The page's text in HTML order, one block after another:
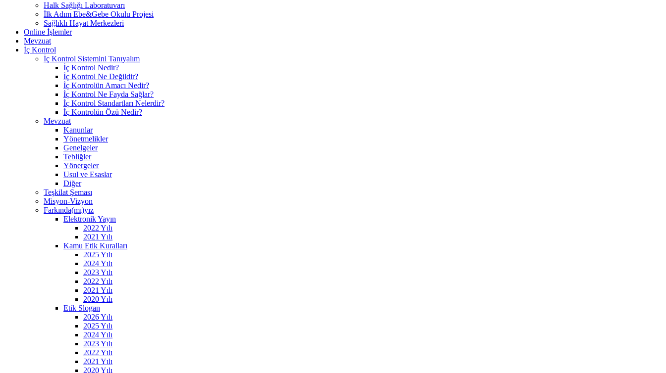
Halk Sağlığı Laboratuvarı
İlk Adım Ebe&Gebe Okulu Projesi
Sağlıklı Hayat Merkezleri
Online İşlemler
Mevzuat
İç Kontrol
İç Kontrol Sistemini Tanıyalım
İç Kontrol Nedir?
İç Kontrol Ne Değildir?
İç Kontrolün Amacı Nedir?
İç Kontrol Ne Fayda Sağlar?
İç Kontrol Standartları Nelerdir?
İç Kontrolün Özü Nedir?
Mevzuat
Kanunlar
Yönetmelikler
Genelgeler
Tebliğler
Yönergeler
Usul ve Esaslar
Diğer
Teşkilat Şeması
Misyon-Vizyon
Farkında(mı)yız
Elektronik Yayın
2022 Yılı
2021 Yılı
Kamu Etik Kuralları
2025 Yılı
2024 Yılı
2023 Yılı
2022 Yılı
2021 Yılı
2020 Yılı
Etik Slogan
2026 Yılı
2025 Yılı
2024 Yılı
2023 Yılı
2022 Yılı
2021 Yılı
2020 Yılı